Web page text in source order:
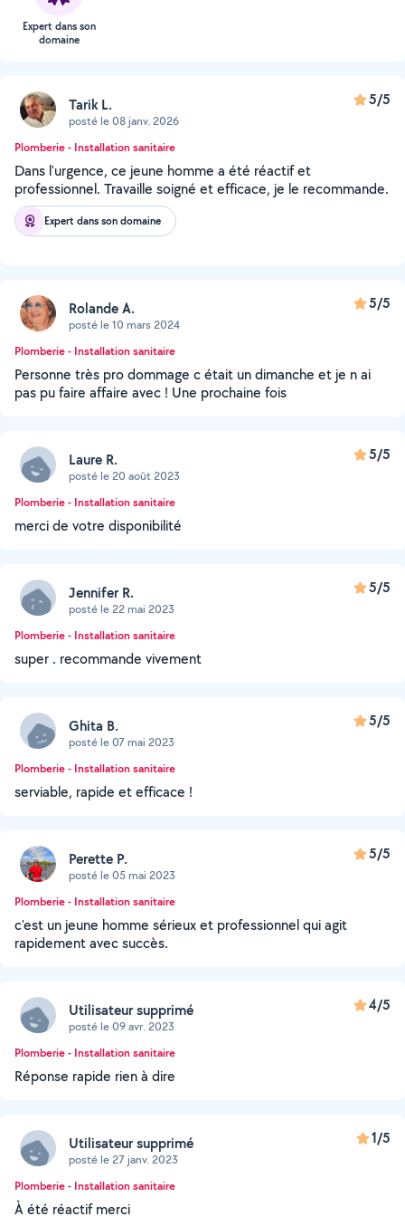
Expert dans son
domaine
Tarik L.
posté le 08 janv. 2026
5/5
Plomberie - Installation sanitaire
Dans l'urgence, ce jeune homme a été réactif et
professionnel. Travaille soigné et efficace, je le recommande.
Expert dans son domaine
Rolande A.
posté le 10 mars 2024
5/5
Plomberie - Installation sanitaire
Personne très pro dommage c était un dimanche et je n ai
pas pu faire affaire avec ! Une prochaine fois
Laure R.
posté le 20 août 2023
5/5
Plomberie - Installation sanitaire
merci de votre disponibilité
Jennifer R.
posté le 22 mai 2023
5/5
Plomberie - Installation sanitaire
super . recommande vivement
Ghita B.
posté le 07 mai 2023
5/5
Plomberie - Installation sanitaire
serviable, rapide et efficace !
Perette P.
posté le 05 mai 2023
5/5
Plomberie - Installation sanitaire
c'est un jeune homme sérieux et professionnel qui agit
rapidement avec succès.
Utilisateur supprimé
posté le 09 avr. 2023
4/5
Plomberie - Installation sanitaire
Réponse rapide rien à dire
Utilisateur supprimé
posté le 27 janv. 2023
1/5
Plomberie - Installation sanitaire
À été réactif merci